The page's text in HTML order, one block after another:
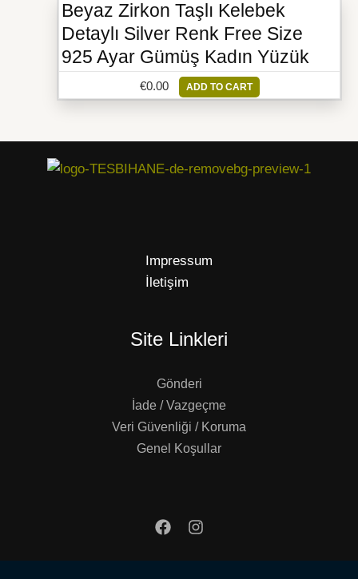
Beyaz Zirkon Taşlı Kelebek
Detaylı Silver Renk Free Size
925 Ayar Gümüş Kadın Yüzük
€0.00 ADD TO CART
Impressum
İletişim
Site Linkleri
Gönderi
İade / Vazgeçme
Veri Güvenliği / Koruma
Genel Koşullar